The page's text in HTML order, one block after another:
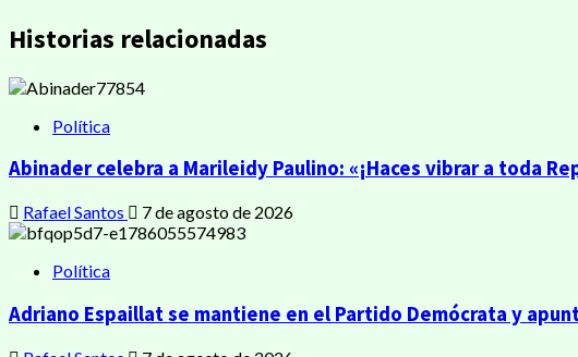
Historias relacionadas
Política
Abinader celebra a Marileidy Paulino: «¡Haces vibrar a toda
Rafael Santos 7 de agosto de 2026
Política
Adriano Espaillat se mantiene en el Partido Demócrata y